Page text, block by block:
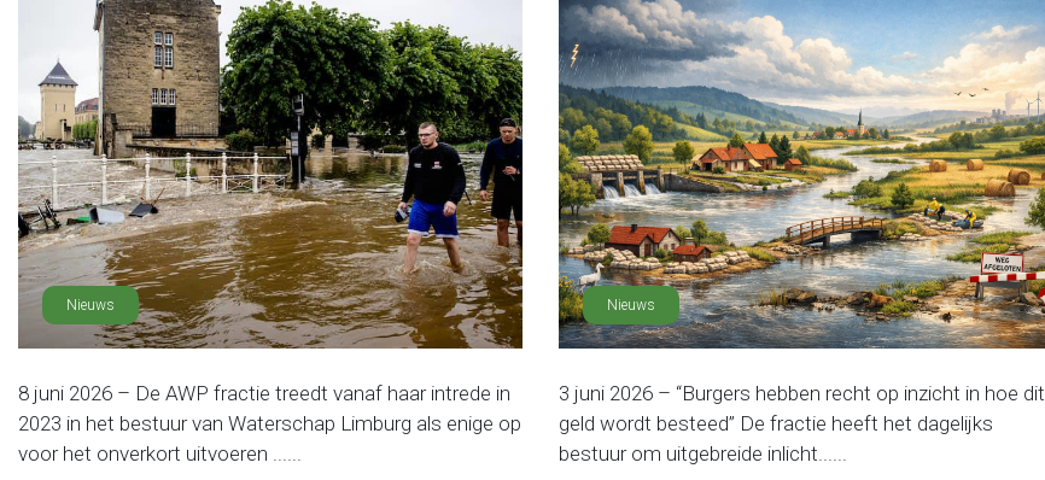
Nieuws
8 juni 2026 – De AWP fractie treedt vanaf haar intrede in
2023 in het bestuur van Waterschap Limburg als enige op
voor het onverkort uitvoeren ......
Nieuws
3 juni 2026 – “Burgers hebben recht op inzicht in hoe dit
geld wordt besteed” De fractie heeft het dagelijks
bestuur om uitgebreide inlicht......